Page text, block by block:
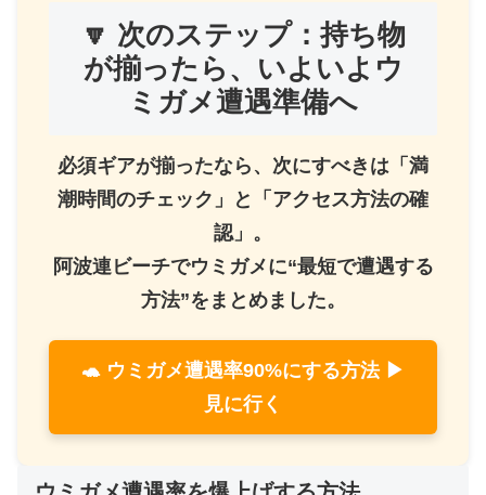
🔽 次のステップ：持ち物
が揃ったら、いよいよウ
ミガメ遭遇準備へ
必須ギアが揃ったなら、次にすべきは「満
潮時間のチェック」と「アクセス方法の確
認」。
阿波連ビーチでウミガメに“最短で遭遇する
方法”をまとめました。
🐢 ウミガメ遭遇率90%にする方法 ▶
見に行く